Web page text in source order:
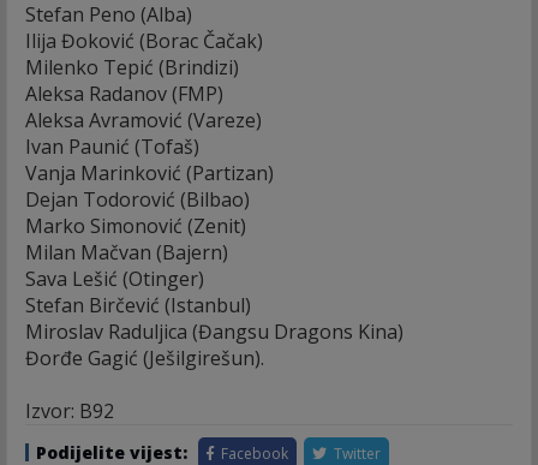
Stefan Peno (Alba)
Ilija Đoković (Borac Čačak)
Milenko Tepić (Brindizi)
Aleksa Radanov (FMP)
Aleksa Avramović (Vareze)
Ivan Paunić (Tofaš)
Vanja Marinković (Partizan)
Dejan Todorović (Bilbao)
Marko Simonović (Zenit)
Milan Mačvan (Bajern)
Sava Lešić (Otinger)
Stefan Birčević (Istanbul)
Miroslav Raduljica (Đangsu Dragons Kina)
Đorđe Gagić (Ješilgirešun).
Izvor: B92
Podijelite vijest: Facebook Twitter